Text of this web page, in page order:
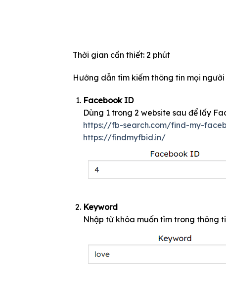
Thời gian cần thiết: 2 phút
Hướng dẫn tìm kiếm thông tin mọi
Facebook ID
Dùng 1 trong 2 website sau để lấy
https://fb-search.com/find-my-
https://findmyfbid.in/
Keyword
Nhập từ khóa muốn tìm trong thông